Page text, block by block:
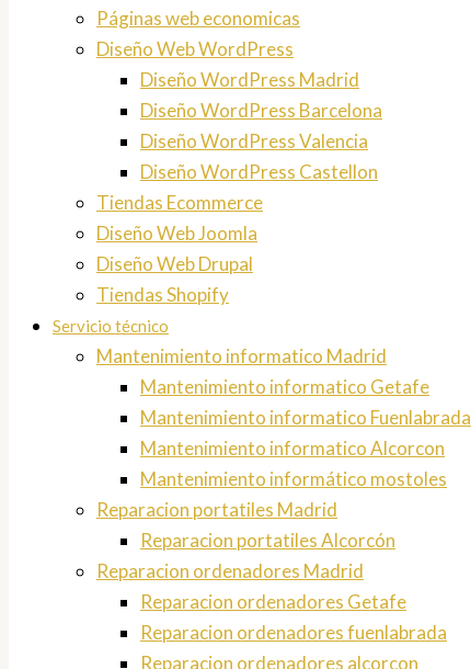
Páginas web economicas
Diseño Web WordPress
Diseño WordPress Madrid
Diseño WordPress Barcelona
Diseño WordPress Valencia
Diseño WordPress Castellon
Tiendas Ecommerce
Diseño Web Joomla
Diseño Web Drupal
Tiendas Shopify
Servicio técnico
Mantenimiento informatico Madrid
Mantenimiento informatico Getafe
Mantenimiento informatico Fuenlabrada
Mantenimiento informatico Alcorcon
Mantenimiento informático mostoles
Reparacion portatiles Madrid
Reparacion portatiles Alcorcón
Reparacion ordenadores Madrid
Reparacion ordenadores Getafe
Reparacion ordenadores fuenlabrada
Reparacion ordenadores alcorcon